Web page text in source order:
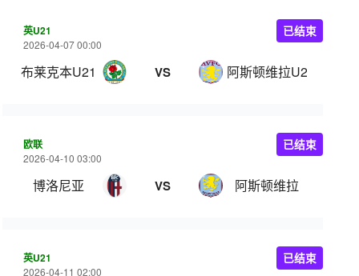
英U21
2026-04-07 00:00
布莱克本U21 VS 阿斯顿维拉U21
已结束
欧联
2026-04-10 03:00
博洛尼亚 VS 阿斯顿维拉
已结束
英U21
2026-04-11 02:00
已结束